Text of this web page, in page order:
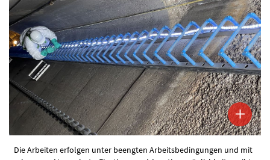
Die Arbeiten erfolgen unter beengten Arbeitsbedingungen und mit